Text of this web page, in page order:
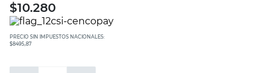
$10.280
PRECIO SIN IMPUESTOS NACIONALES:
$8495,87